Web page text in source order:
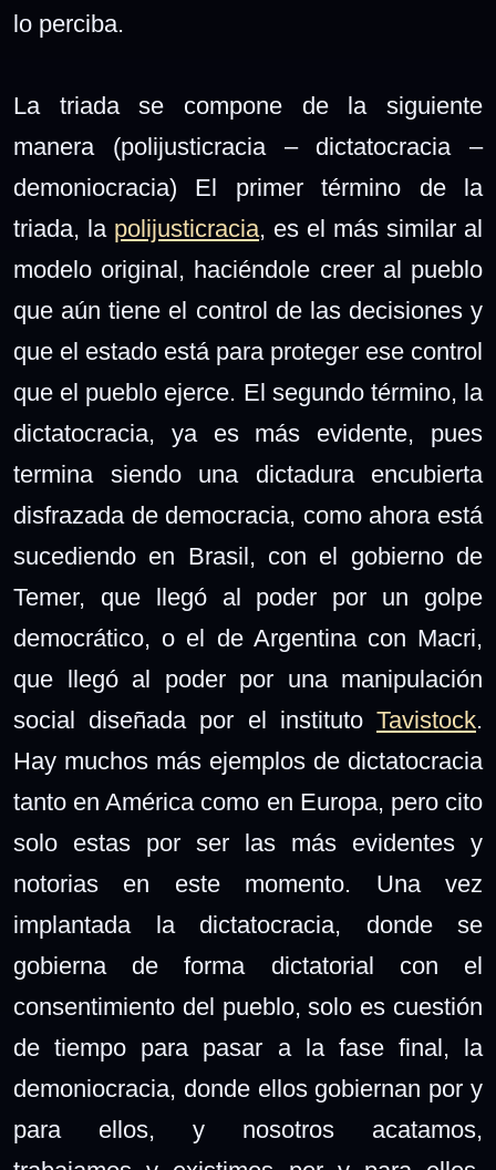
lo perciba.
La triada se compone de la siguiente
manera (polijusticracia – dictatocracia –
demoniocracia) El primer término de la
triada, la polijusticracia, es el más similar al
modelo original, haciéndole creer al pueblo
que aún tiene el control de las decisiones y
que el estado está para proteger ese control
que el pueblo ejerce. El segundo término, la
dictatocracia, ya es más evidente, pues
termina siendo una dictadura encubierta
disfrazada de democracia, como ahora está
sucediendo en Brasil, con el gobierno de
Temer, que llegó al poder por un golpe
democrático, o el de Argentina con Macri,
que llegó al poder por una manipulación
social diseñada por el instituto Tavistock.
Hay muchos más ejemplos de dictatocracia
tanto en América como en Europa, pero cito
solo estas por ser las más evidentes y
notorias en este momento. Una vez
implantada la dictatocracia, donde se
gobierna de forma dictatorial con el
consentimiento del pueblo, solo es cuestión
de tiempo para pasar a la fase final, la
demoniocracia, donde ellos gobiernan por y
para ellos, y nosotros acatamos,